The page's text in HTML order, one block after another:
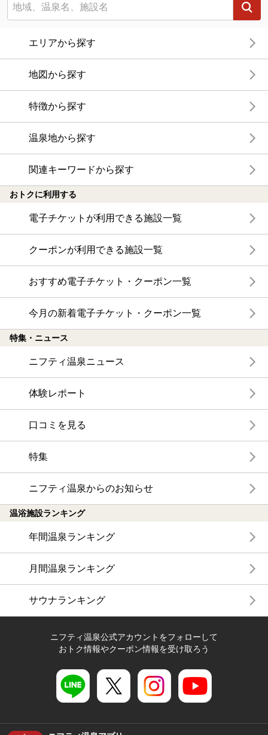
エリアから探す
地図から探す
特徴から探す
温泉地から探す
関連キーワードから探す
おトクに利用する
電子チケットが利用できる施設一覧
クーポンが利用できる施設一覧
おすすめ電子チケット・クーポン一覧
今月の新着電子チケット・クーポン一覧
特集・ニュース
ニフティ温泉ニュース
体験レポート
口コミを見る
特集
ニフティ温泉からのお知らせ
温浴施設ランキング
年間温泉ランキング
月間温泉ランキング
サウナランキング
ニフティ温泉公式アカウントをフォローして
おトク情報やクーポン情報を受け取ろう